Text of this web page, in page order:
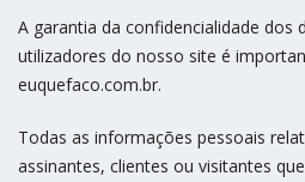
A garantia da confidencialidade dos
utilizadores do nosso site é
euquefaco.com.br.
Todas as informações pessoais
assinantes, clientes ou visitantes